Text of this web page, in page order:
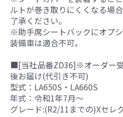
ルトが巻き取りにくくなる場
了承ください。
※助手席シートバックにオプ
装備車は適合不可。
■[当社品番ZD36]※オーダー
後お届け(代引き不可)
型式：LA650S・LA660S
年式：令和1年7月～
グレード:(R2/11までの)Xセレ